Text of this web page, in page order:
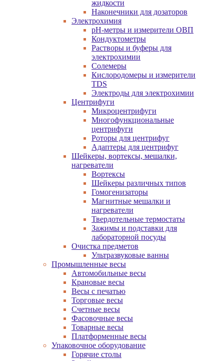
жидкости
Наконечники для дозаторов
Электрохимия
pH-метры и измерители ОВП
Кондуктометры
Растворы и буферы для
электрохимии
Солемеры
Кислородомеры и измерители
TDS
Электроды для электрохимии
Центрифуги
Микроцентрифуги
Многофункциональные
центрифуги
Роторы для центрифуг
Адаптеры для центрифуг
Шейкеры, вортексы, мешалки,
нагреватели
Вортексы
Шейкеры различных типов
Гомогенизаторы
Магнитные мешалки и
нагреватели
Твердотельные термостаты
Зажимы и подставки для
лабораторной посуды
Очистка предметов
Ультразвуковые ванны
Промышленные весы
Автомобильные весы
Крановые весы
Весы с печатью
Торговые весы
Счетные весы
Фасовочные весы
Товарные весы
Платформенные весы
Упаковочное оборудование
Горячие столы